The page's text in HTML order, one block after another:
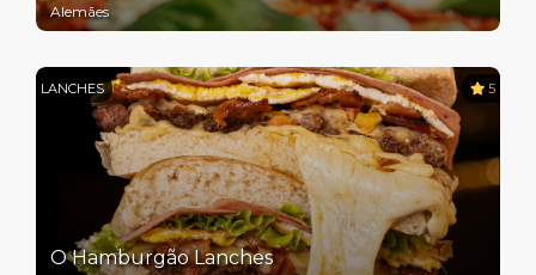
Alemães
LANCHES 5
O Hamburgão Lanches